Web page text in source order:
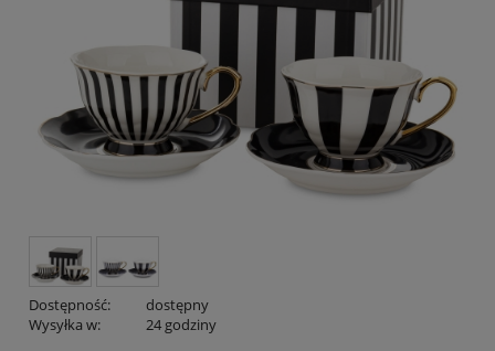
Dostępność:
dostępny
Wysyłka w:
24 godziny